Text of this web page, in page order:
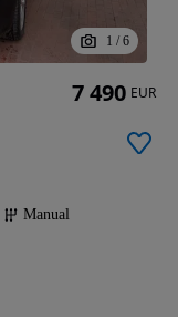
1 / 6
Manual
7 490 EUR